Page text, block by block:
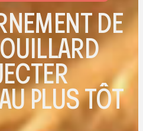
DE
PLUS TÔT